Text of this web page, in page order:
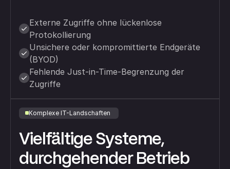
Externe Zugriffe ohne lückenlose
Protokollierung
Unsichere oder kompromittierte Endgeräte
(BYOD)
Fehlende Just-in-Time-Begrenzung der
Zugriffe
Komplexe IT-Landschaften
Vielfältige Systeme,
durchgehender Betrieb